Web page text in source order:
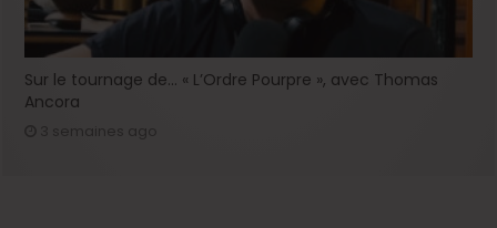
Sur le tournage de… « L’Ordre Pourpre », avec Thomas
Ancora